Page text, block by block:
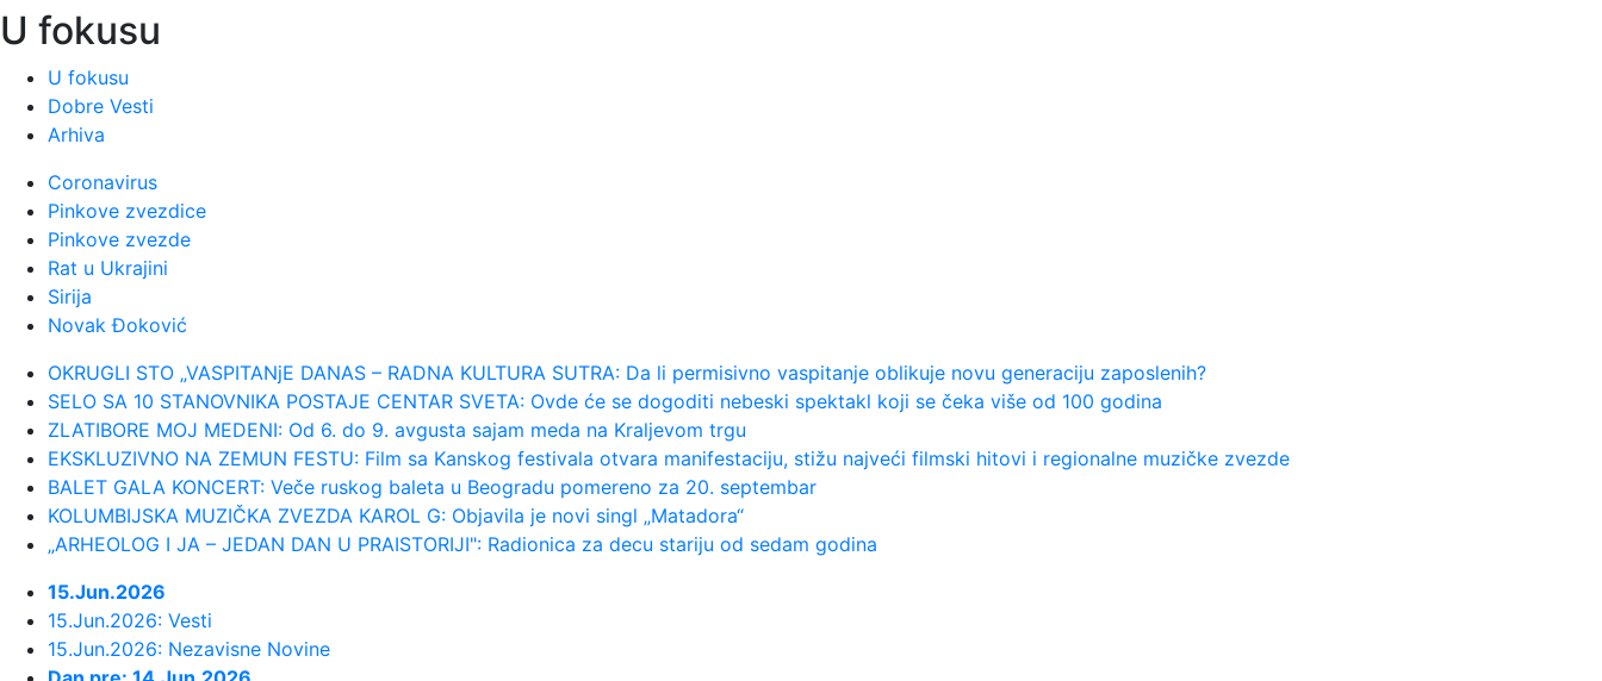
00:04:Vukotić ne zna ko je Baba: "Vidim da ga svi hvale"
00:01:Na današnji dan, 7. avgust
23:59:U predgrađu Damaska podignut autobus u vazduh, dve osobe poginul...
23:55: ROMAŠČENKO POSLE POTOPA U HUMSKOJ: Jedna stvar posebno ga je ra...
23:54:
23:48: Trener Tobola: "Hteli smo da Partizan napada po krilu"
23:47:Škoda Peaq u serijskoj proizvodnji
23:44:"Mesi bi bio Pikaso" VIDEO
23:41:Može li ljetna avantura ipak nekako prerasti u ozbiljnu vezu?
U fokusu
U fokusu
Dobre Vesti
Arhiva
Coronavirus
Pinkove zvezdice
Pinkove zvezde
Rat u Ukrajini
Sirija
Novak Đoković
OKRUGLI STO „VASPITANjE DANAS – RADNA KULTURA SUTRA: Da li permisivno vaspitanje oblikuje novu generaciju zaposlenih?
SELO SA 10 STANOVNIKA POSTAJE CENTAR SVETA: Ovde će se dogoditi nebeski spektakl koji se čeka više od 100 godina
ZLATIBORE MOJ MEDENI: Od 6. do 9. avgusta sajam meda na Kraljevom trgu
EKSKLUZIVNO NA ZEMUN FESTU: Film sa Kanskog festivala otvara manifestaciju, stižu najveći filmski hitovi i regionalne muzičke zvezde
BALET GALA KONCERT: Veče ruskog baleta u Beogradu pomereno za 20. septembar
KOLUMBIJSKA MUZIČKA ZVEZDA KAROL G: Objavila je novi singl „Matadora“
„ARHEOLOG I JA – JEDAN DAN U PRAISTORIJI": Radionica za decu stariju od sedam godina
15.Jun.2026
15.Jun.2026: Vesti
15.Jun.2026: Nezavisne Novine